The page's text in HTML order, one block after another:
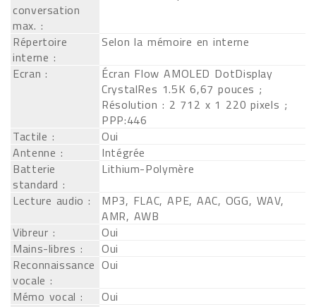
conversation
max. :
Répertoire
interne :
Selon la mémoire en interne
Ecran :
Écran Flow AMOLED DotDisplay
CrystalRes 1.5K 6,67 pouces ;
Résolution : 2 712 x 1 220 pixels ;
PPP:446
Tactile :
Oui
Antenne :
Intégrée
Batterie
standard :
Lithium-Polymère
Lecture audio :
MP3, FLAC, APE, AAC, OGG, WAV,
AMR, AWB
Vibreur :
Oui
Mains-libres :
Oui
Reconnaissance
vocale :
Oui
Mémo vocal :
Oui